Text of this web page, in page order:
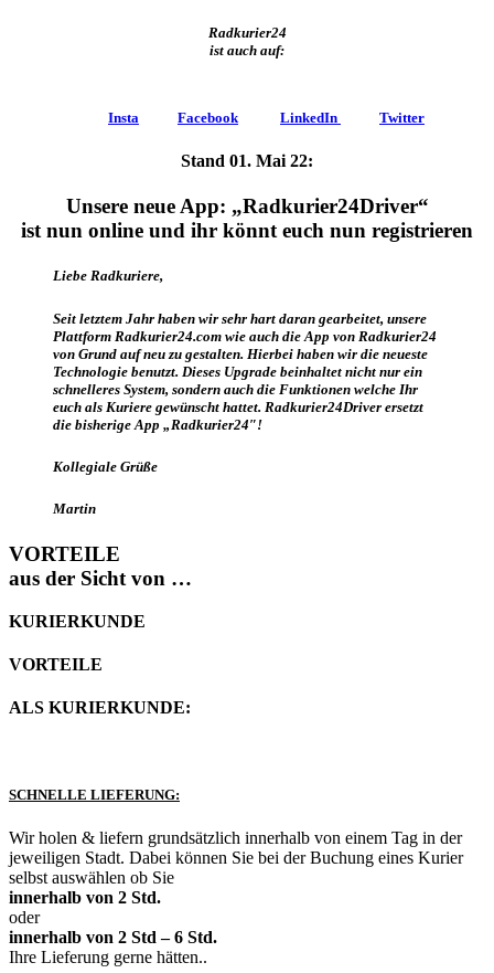
Radkurier24
ist auch auf:
Insta Facebook LinkedIn Twitter
Stand 01. Mai 22:
Unsere neue App: „Radkurier24Driver“
ist nun online und ihr könnt euch nun registrieren
Liebe Radkuriere,
Seit letztem Jahr haben wir sehr hart daran gearbeitet, unsere
Plattform Radkurier24.com wie auch die App von Radkurier24
von Grund auf neu zu gestalten. Hierbei haben wir die neueste
Technologie benutzt. Dieses Upgrade beinhaltet nicht nur ein
schnelleres System, sondern auch die Funktionen welche Ihr
euch als Kuriere gewünscht hattet. Radkurier24Driver ersetzt
die bisherige App „Radkurier24″!
Kollegiale Grüße
Martin
VORTEILE
aus der Sicht von …
KURIERKUNDE
VORTEILE
ALS KURIERKUNDE:
SCHNELLE LIEFERUNG:
Wir holen & liefern grundsätzlich innerhalb von einem Tag in der
jeweiligen Stadt. Dabei können Sie bei der Buchung eines Kurier
selbst auswählen ob Sie
innerhalb von 2 Std.
oder
innerhalb von 2 Std – 6 Std.
Ihre Lieferung gerne hätten..